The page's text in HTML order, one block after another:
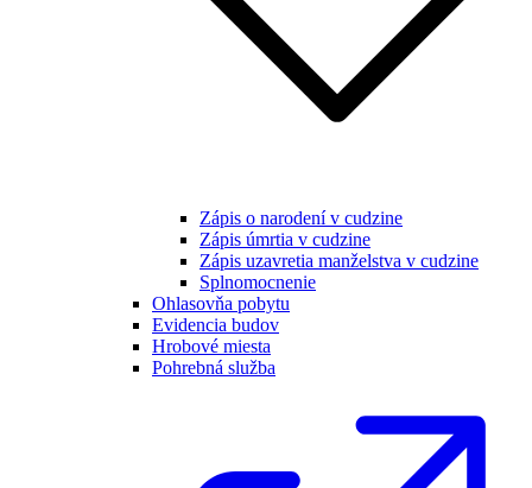
Zápis o narodení v cudzine
Zápis úmrtia v cudzine
Zápis uzavretia manželstva v cudzine
Splnomocnenie
Ohlasovňa pobytu
Evidencia budov
Hrobové miesta
Pohrebná služba